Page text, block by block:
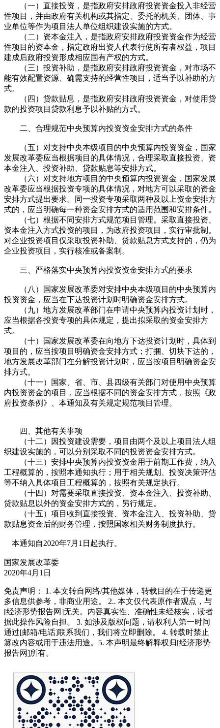
（一）直接投资，是指政府安排政府投资资金投入非经营
性项目，并由政府有关机构或其指定、委托的机关、团体、事
业单位等作为项目法人单位组织建设实施的方式。
（二）资本金注入，是指政府安排政府投资资金作为经营
性项目的资本金，指定政府出资人代表行使所有者权益，项目
建成后政府投资形成相应国有产权的方式。
（三）投资补助，是指政府安排政府投资资金，对市场不
能有效配置资源、确需支持的经营性项目，适当予以补助的方
式。
（四）贷款贴息，是指政府安排政府投资资金，对使用贷
款的投资项目贷款利息予以补贴的方式。
二、合理规范中央预算内投资资金安排方式的条件
（五）对支持中央本级项目的中央预算内投资资金，国家
发展改革委应当根据项目的具体情况，合理采取直接投资、资
本金注入、投资补助、贷款贴息等安排方式。
（六）对支持地方项目的中央预算内投资资金，国家发展
改革委应当根据投资专项的具体情况，对地方可以采取的资金
安排方式提出要求。同一投资专项采取两种及以上资金安排方
式的，应当明确每一种资金安排方式的适用范围和安排条件。
（七）根据不同安排方式规范项目管理。采取直接投资、
资本金注入方式投资的项目，为政府投资项目，实行审批制。
对企业投资项目仅采取投资补助、贷款贴息方式支持的，仍为
企业投资项目，实行核准或备案制。
三、严格落实中央预算内投资资金安排方式的要求
（八）国家发展改革委对安排中央本级项目的中央预算内
投资资金，应当在下达投资计划时明确资金安排方式。
（九）地方发展改革部门在申请中央预算内投资计划时，
应当根据各投资专项的具体规定，提出拟采取的资金安排方
式。
（十）国家发展改革委在向地方下达投资计划时，具体到
项目的，应当按项目明确资金安排方式；打捆、切块下达的，
地方发展改革部门在分解投资计划时，应当按项目明确资金安
排方式。
（十一）国家、省、市、县四级有关部门对使用中央预算
内投资资金的项目，应当根据不同的资金安排方式，按照《政
府投资条例》、本通知及有关规定规范项目管理。
四、其他有关事项
（十二）因投资建设需要，项目由两个及以上项目法人组
织建设实施的，可以分别采取不同的投资资金安排方式。
（十三）安排中央预算内投资资金用于前期工作费，纳入
工程概算的，按照本通知执行；用于相关规划、投资决策评估
等不纳入具体项目工程概算的，按照有关规定执行。
（十四）对需要采取直接投资、资本金注入、投资补助、
贷款贴息以外的资金安排方式的，另行规定。
（十五）项目收到直接投资、资本金注入、投资补助、贷
款贴息资金后的财务管理，按照国家相关财务制度执行。
本通知自2020年7月1日起执行。
国家发展改革委
2020年4月1日
免责声明： 1. 本文转自网络/其他媒体，转载目的在于传递更
多信息供参考，非商业用途。 2.. 本文仅代表原作者观点，与
[经济形势报告网]无关。内容真实性、准确性未经核实，读者
据此操作风险自担。 3. 如涉及版权问题，请权利人第一时间
通过[邮箱/电话]联系我们，我们将立即删除。 4. 转载时禁止
篡改内容或用于违法用途。5. 本声明最终解释权归[经济形势
报告网]所有。